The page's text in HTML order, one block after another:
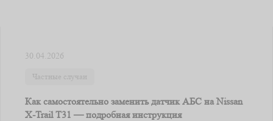
30.04.2026
Частные случаи
Как самостоятельно заменить датчик АБС на Nissan
X-Trail T31 — подробная инструкция